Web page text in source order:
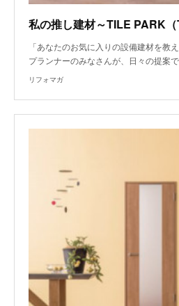
「あなたのお気に入りの設備建材を教
プランナーのみなさんが、日々の提案
リフォマガ